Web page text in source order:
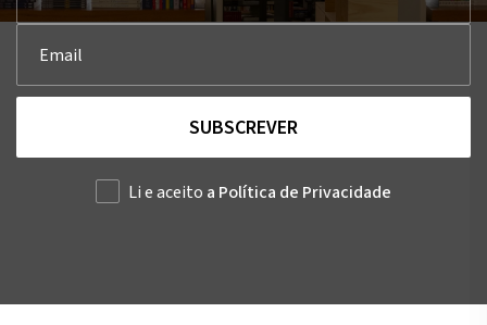
SUBSCREVER
Li e aceito a Política de Privacidade